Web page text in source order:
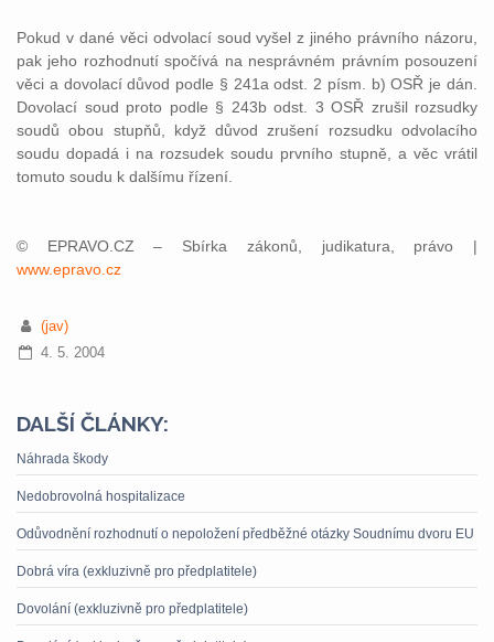
Pokud v dané věci odvolací soud vyšel z jiného právního názoru,
pak jeho rozhodnutí spočívá na nesprávném právním posouzení
věci a dovolací důvod podle § 241a odst. 2 písm. b) OSŘ je dán.
Dovolací soud proto podle § 243b odst. 3 OSŘ zrušil rozsudky
soudů obou stupňů, když důvod zrušení rozsudku odvolacího
soudu dopadá i na rozsudek soudu prvního stupně, a věc vrátil
tomuto soudu k dalšímu řízení.
© EPRAVO.CZ – Sbírka zákonů, judikatura, právo |
www.epravo.cz
(jav)
4. 5. 2004
DALŠÍ ČLÁNKY:
Náhrada škody
Nedobrovolná hospitalizace
Odůvodnění rozhodnutí o nepoložení předběžné otázky Soudnímu dvoru EU
Dobrá víra (exkluzivně pro předplatitele)
Dovolání (exkluzivně pro předplatitele)